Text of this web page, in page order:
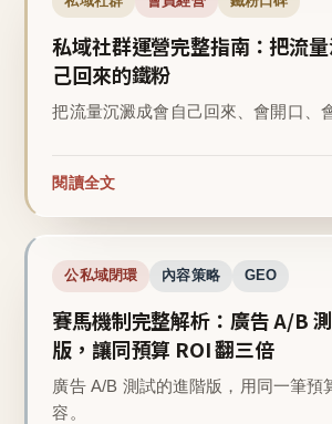
私域社群運營完整指南：把流
己回來的鐵粉
把流量沉澱成會自己回來、會開口、
閱讀全文
公私域閉環 內容策略 GEO
賽馬機制完整解析：廣告 A/B
版，讓同預算 ROI 翻三倍
廣告 A/B 測試的進階版，用同一筆預
容。